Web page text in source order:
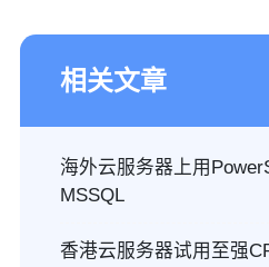
相关文章
海外云服务器上用
MSSQL
香港云服务器试用至强